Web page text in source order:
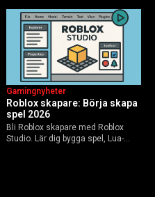
Roblox skapare: Börja skapa
spel 2026
Gamingnyheter
Bli Roblox skapare med Roblox
Studio. Lär dig bygga spel, Lua-